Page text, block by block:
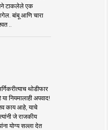
टाकलेले एक
बांबू आणि चारा
..
थोडीफार
नियमालाही अपवाद!
काय आहे, याचे
जे राजकीय
योग्य सल्ला देत